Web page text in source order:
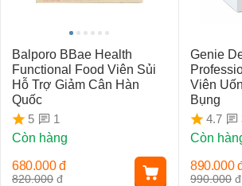
Balporo BBae Health
Functional Food Viên Sủi
Hỗ Trợ Giảm Cân Hàn
Quốc
5
1
Còn hàng
820.000 đ
680.000 đ
Genie
Viên
Bụng
4.7
Còn
990.000 đ
890.000